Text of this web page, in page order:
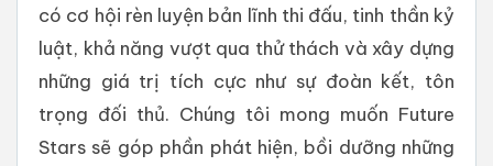
có cơ hội rèn luyện bản lĩnh thi đấu, tinh thần kỷ
luật, khả năng vượt qua thử thách và xây dựng
những giá trị tích cực như sự đoàn kết, tôn
trọng đối thủ. Chúng tôi mong muốn Future
Stars sẽ góp phần phát hiện, bồi dưỡng những